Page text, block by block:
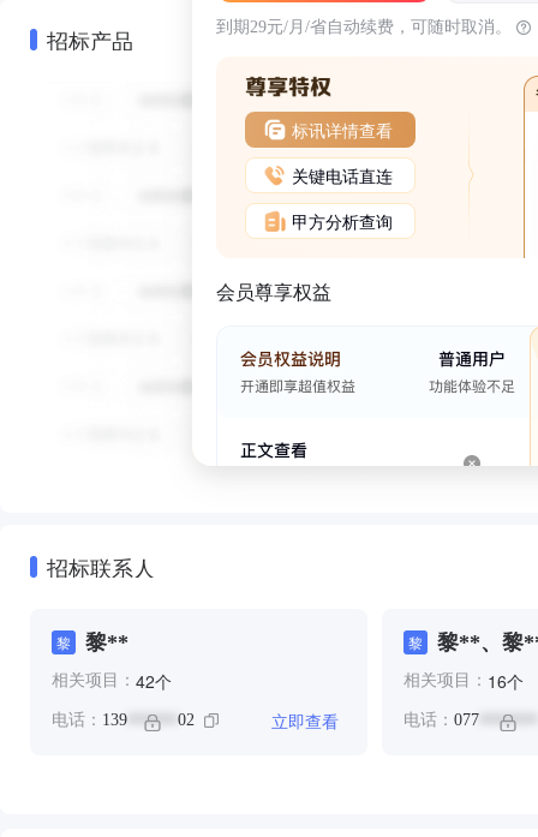
招标产品 到期29元/月/省自动续费，可随时取消。
标讯详情查看
关键电话直连
甲方分析查询
会员尊享权益
招标联系人
黎 黎**
相关项目： 42个
电话： 139 ****** 02 立即查看
黎 黎**、黎
相关项目： 16个
电话： 077 *******